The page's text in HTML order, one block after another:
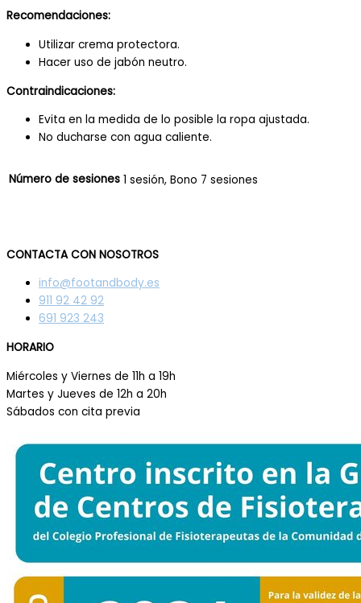
Recomendaciones:
Utilizar crema protectora.
Hacer uso de jabón neutro.
Contraindicaciones:
Evita en la medida de lo posible la ropa ajustada.
No ducharse con agua caliente.
Número de sesiones 1 sesión, Bono 7 sesiones
CONTACTA CON NOSOTROS
info@footandbody.es
911 92 42 92
691 923 243
HORARIO
Miércoles y Viernes de 11h a 19h
Martes y Jueves de 12h a 20h
Sábados con cita previa